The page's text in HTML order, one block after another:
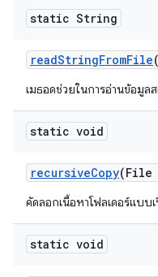
static String
readStringFromFile
เมธอดช่วยในการอ่านข้อมูล
static void
recursiveCopy(File
คัดลอกเนื้อหาโฟลเดอร์แบบ
static void